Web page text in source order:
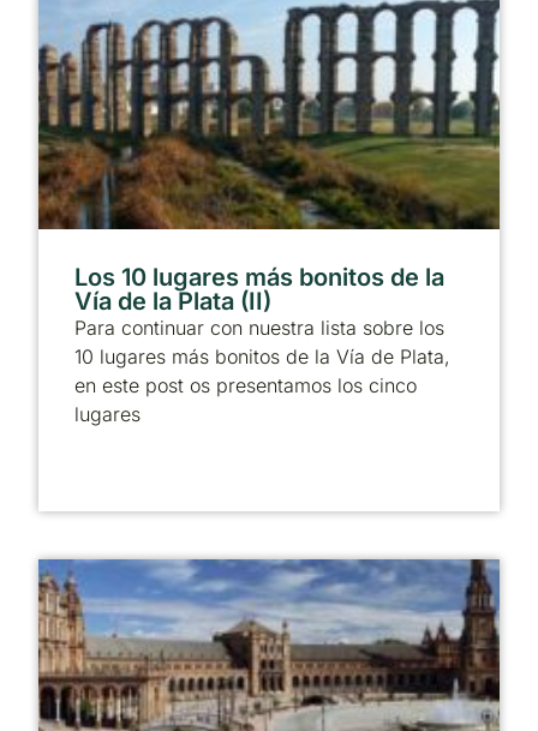
Los 10 lugares más bonitos de la
Vía de la Plata (II)
Para continuar con nuestra lista sobre los
10 lugares más bonitos de la Vía de Plata,
en este post os presentamos los cinco
lugares